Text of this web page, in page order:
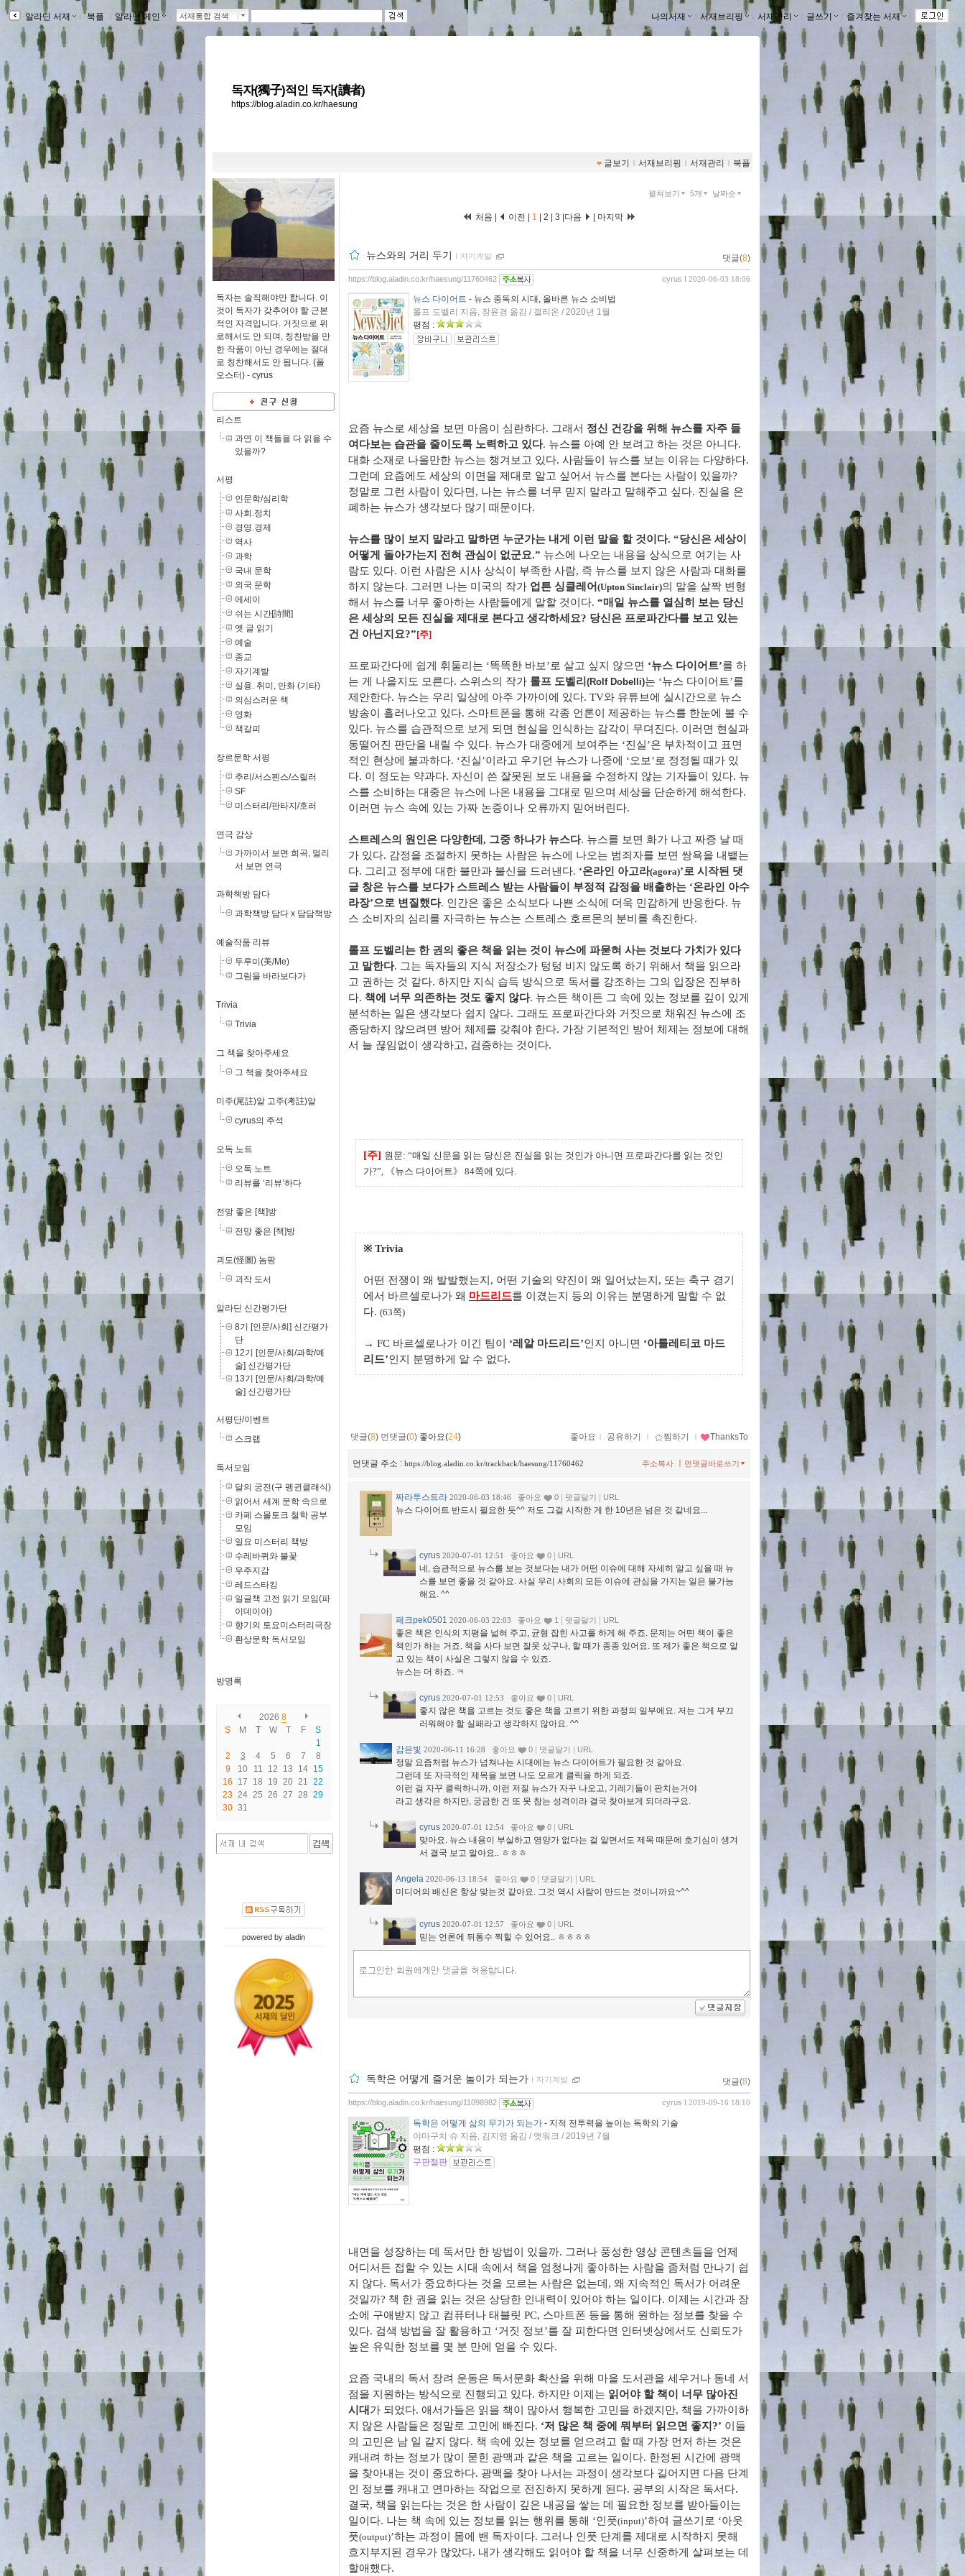
알라딘 서재 ｌ북플 알라딘 메인 서재통합 검색 나의서재 서재브리핑 서재관리 글쓰기 즐겨찾는 서재
독자(獨子)적인 독자(讀者)
https://blog.aladin.co.kr/haesung
글보기 ｌ 서재브리핑 ｌ 서재관리 ｌ 북플
독자는 솔직해야만 합니다. 이
것이 독자가 갖추어야 할 근본
적인 자격입니다. 거짓으로 위
로해서도 안 되며, 칭찬받을 만
한 작품이 아닌 경우에는 절대
로 칭찬해서도 안 됩니다. (폴
오스터) - cyrus
리스트
과연 이 책들을 다 읽을 수
있을까?
서평
인문학/심리학
사회.정치
경영.경제
역사
과학
국내 문학
외국 문학
에세이
쉬는 시간[詩間]
옛 글 읽기
예술
종교
자기계발
실용. 취미, 만화 (기타)
의심스러운 책
영화
책갈피
장르문학 서평
추리/서스펜스/스릴러
SF
미스터리/판타지/호러
연극 감상
가까이서 보면 희곡, 멀리
서 보면 연극
과학책방 담다
과학책방 담다 x 담담책방
예술작품 리뷰
두루미(美/Me)
그림을 바라보다가
Trivia
Trivia
그 책을 찾아주세요
그 책을 찾아주세요
미주(尾註)알 고주(考註)알
cyrus의 주석
오독 노트
오독 노트
리뷰를 ‘리뷰’하다
전망 좋은 [책]방
전망 좋은 [책]방
괴도(怪圖) 놈팡
괴작 도서
알라딘 신간평가단
8기 [인문/사회] 신간평가
단
12기 [인문/사회/과학/예
술] 신간평가단
13기 [인문/사회/과학/예
술] 신간평가단
서평단/이벤트
스크랩
독서모임
달의 궁전(구 펭귄클래식)
읽어서 세계 문학 속으로
카페 스몰토크 철학 공부
모임
일요 미스터리 책방
수레바퀴와 불꽃
우주지감
레드스타킹
일글책 고전 읽기 모임(파
이데이아)
향기의 토요미스터리극장
환상문학 독서모임
방명록
2026 8
S
M T W T F
S
1
2
3 4 5 6 7
8
9
10 11 12 13 14 15
16
17 18 19 20 21 22
23 24 25 26 27 28 29
30 31
powered by aladin
펼쳐보기 5개 날짜순
처음 | 이전 | 1 2 3 다음 마지막
뉴스와의 거리 두기 ｌ 자기계발 댓글(8)
cyrus l 2020-06-03 18:06
https://blog.aladin.co.kr/haesung/11760462
뉴스 다이어트 - 뉴스 중독의 시대, 올바른 뉴스 소비법
롤프 도벨리 지음, 장윤경 옮김 / 갤리온 / 2020년 1월
평점 :
요즘 뉴스로 세상을 보면 마음이 심란하다. 그래서 정신 건강을 위해 뉴스를 자주 들
여다보는 습관을 줄이도록 노력하고 있다. 뉴스를 아예 안 보려고 하는 것은 아니다.
대화 소재로 나올만한 뉴스는 챙겨보고 있다. 사람들이 뉴스를 보는 이유는 다양하다.
그런데 요즘에도 세상의 이면을 제대로 알고 싶어서 뉴스를 본다는 사람이 있을까?
정말로 그런 사람이 있다면, 나는 뉴스를 너무 믿지 말라고 말해주고 싶다. 진실을 은
폐하는 뉴스가 생각보다 많기 때문이다.
뉴스를 많이 보지 말라고 말하면 누군가는 내게 이런 말을 할 것이다. “당신은 세상이
어떻게 돌아가는지 전혀 관심이 없군요.” 뉴스에 나오는 내용을 상식으로 여기는 사
람도 있다. 이런 사람은 시사 상식이 부족한 사람, 즉 뉴스를 보지 않은 사람과 대화를
하지 않는다. 그러면 나는 미국의 작가 업튼 싱클레어 (Upton Sinclair)의 말을 살짝 변형
해서 뉴스를 너무 좋아하는 사람들에게 말할 것이다. “매일 뉴스를 열심히 보는 당신
은 세상의 모든 진실을 제대로 본다고 생각하세요? 당신은 프로파간다를 보고 있는
건 아닌지요?”[주]
프로파간다에 쉽게 휘둘리는 ‘똑똑한 바보’로 살고 싶지 않으면 ‘뉴스 다이어트’를 하
는 게 나을지도 모른다. 스위스의 작가 롤프 도벨리 (Rolf Dobelli)는 ‘뉴스 다이어트’를
제안한다. 뉴스는 우리 일상에 아주 가까이에 있다. TV와 유튜브에 실시간으로 뉴스
방송이 흘러나오고 있다. 스마트폰을 통해 각종 언론이 제공하는 뉴스를 한눈에 볼 수
있다. 뉴스를 습관적으로 보게 되면 현실을 인식하는 감각이 무뎌진다. 이러면 현실과
동떨어진 판단을 내릴 수 있다. 뉴스가 대중에게 보여주는 ‘진실’은 부차적이고 표면
적인 현상에 불과하다. ‘진실’이라고 우기던 뉴스가 나중에 ‘오보’로 정정될 때가 있
다. 이 정도는 약과다. 자신이 쓴 잘못된 보도 내용을 수정하지 않는 기자들이 있다. 뉴
스를 소비하는 대중은 뉴스에 나온 내용을 그대로 믿으며 세상을 단순하게 해석한다.
이러면 뉴스 속에 있는 가짜 논증이나 오류까지 믿어버린다.
스트레스의 원인은 다양한데 , 그중 하나가 뉴스다. 뉴스를 보면 화가 나고 짜증 날 때
가 있다. 감정을 조절하지 못하는 사람은 뉴스에 나오는 범죄자를 보면 쌍욕을 내뱉는
다. 그리고 정부에 대한 불만과 불신을 드러낸다. ‘온라인 아고라(agora)’로 시작된 댓
글 창은 뉴스를 보다가 스트레스 받는 사람들이 부정적 감정을 배출하는 ‘온라인 아수
라장’으로 변질했다. 인간은 좋은 소식보다 나쁜 소식에 더욱 민감하게 반응한다. 뉴
스 소비자의 심리를 자극하는 뉴스는 스트레스 호르몬의 분비를 촉진한다.
롤프 도벨리는 한 권의 좋은 책을 읽는 것이 뉴스에 파묻혀 사는 것보다 가치가 있다
고 말한다. 그는 독자들의 지식 저장소가 텅텅 비지 않도록 하기 위해서 책을 읽으라
고 권하는 것 같다. 하지만 지식 습득 방식으로 독서를 강조하는 그의 입장은 진부하
다. 책에 너무 의존하는 것도 좋지 않다. 뉴스든 책이든 그 속에 있는 정보를 깊이 있게
분석하는 일은 생각보다 쉽지 않다. 그래도 프로파간다와 거짓으로 채워진 뉴스에 조
종당하지 않으려면 방어 체제를 갖춰야 한다. 가장 기본적인 방어 체제는 정보에 대해
서 늘 끊임없이 생각하고, 검증하는 것이다.
[주] 원문: “매일 신문을 읽는 당신은 진실을 읽는 것인가 아니면 프로파간다를 읽는 것인
가?”, 《뉴스 다이어트》 84쪽에 있다.
※ Trivia
어떤 전쟁이 왜 발발했는지 , 어떤 기술의 약진이 왜 일어났는지 , 또는 축구 경기
에서 바르셀로나가 왜 마드리드를 이겼는지 등의 이유는 분명하게 말할 수 없
다. (63쪽)
→ FC 바르셀로나가 이긴 팀이 ‘레알 마드리드’인지 아니면 ‘아틀레티코 마드
리드’인지 분명하게 알 수 없다.
댓글(8) 먼댓글(0) 좋아요(24) 좋아요 ｌ 공유하기 ｌ 찜하기 ｌ ThanksTo
먼댓글 주소 : https://blog.aladin.co.kr/trackback/haesung/11760462 먼댓글바로쓰기
주소복사
짜라투스트라 2020-06-03 18:46 좋아요 0 댓글달기 URL
뉴스 다이어트 반드시 필요한 듯^^ 저도 그걸 시작한 게 한 10년은 넘은 것 같네요...
cyrus 2020-07-01 12:51 좋아요 0 URL
네, 습관적으로 뉴스를 보는 것보다는 내가 어떤 이슈에 대해 자세히 알고 싶을 때 뉴
스를 보면 좋을 것 같아요. 사실 우리 사회의 모든 이슈에 관심을 가지는 일은 불가능
해요. ^^
페크pek0501 2020-06-03 22:03 좋아요 1 댓글달기 URL
좋은 책은 인식의 지평을 넓혀 주고, 균형 잡힌 사고를 하게 해 주죠. 문제는 어떤 책이 좋은
책인가 하는 거죠. 책을 사다 보면 잘못 샀구나, 할 때가 종종 있어요. 또 제가 좋은 책으로 알
고 있는 책이 사실은 그렇지 않을 수 있죠.
뉴스는 더 하죠. ㅋ
cyrus 2020-07-01 12:53 좋아요 0 URL
좋지 않은 책을 고르는 것도 좋은 책을 고르기 위한 과정의 일부에요. 저는 그게 부끄
러워해야 할 실패라고 생각하지 않아요. ^^
감은빛 2020-06-11 16:28 좋아요 0 댓글달기 URL
정말 요즘처럼 뉴스가 넘쳐나는 시대에는 뉴스 다이어트가 필요한 것 같아요.
그런데 또 자극적인 제목을 보면 나도 모르게 클릭을 하게 되죠.
이런 걸 자꾸 클릭하니까, 이런 저질 뉴스가 자꾸 나오고, 기레기들이 판치는거야
라고 생각은 하지만, 궁금한 건 또 못 참는 성격이라 결국 찾아보게 되더라구요.
cyrus 2020-07-01 12:54 좋아요 0 URL
맞아요. 뉴스 내용이 부실하고 영양가 없다는 걸 알면서도 제목 때문에 호기심이 생겨
서 결국 보고 말아요.. ㅎㅎㅎ
Angela 2020-06-13 18:54 좋아요 0 댓글달기 URL
미디어의 배신은 항상 맞는것 같아요. 그것 역시 사람이 만드는 것이니까요~^^
cyrus 2020-07-01 12:57 좋아요 0 URL
믿는 언론에 뒤통수 찍힐 수 있어요.. ㅎㅎㅎㅎ
독학은 어떻게 즐거운 놀이가 되는가 ｌ 자기계발 댓글(8)
cyrus l 2019-09-16 18:10
https://blog.aladin.co.kr/haesung/11098982
독학은 어떻게 삶의 무기가 되는가 - 지적 전투력을 높이는 독학의 기술
야마구치 슈 지음, 김지영 옮김 / 앳워크 / 2019년 7월
평점 :
구판절판
내면을 성장하는 데 독서만 한 방법이 있을까. 그러나 풍성한 영상 콘텐츠들을 언제
어디서든 접할 수 있는 시대 속에서 책을 엄청나게 좋아하는 사람을 좀처럼 만나기 쉽
지 않다. 독서가 중요하다는 것을 모르는 사람은 없는데 , 왜 지속적인 독서가 어려운
것일까? 책 한 권을 읽는 것은 상당한 인내력이 있어야 하는 일이다. 이제는 시간과 장
소에 구애받지 않고 컴퓨터나 태블릿 PC, 스마트폰 등을 통해 원하는 정보를 찾을 수
있다. 검색 방법을 잘 활용하고 ‘거짓 정보’를 잘 피한다면 인터넷상에서도 신뢰도가
높은 유익한 정보를 몇 분 만에 얻을 수 있다.
요즘 국내의 독서 장려 운동은 독서문화 확산을 위해 마을 도서관을 세우거나 동네 서
점을 지원하는 방식으로 진행되고 있다. 하지만 이제는 읽어야 할 책이 너무 많아진
시대 가 되었다. 애서가들은 읽을 책이 많아서 행복한 고민을 하겠지만, 책을 가까이하
지 않은 사람들은 정말로 고민에 빠진다. ‘저 많은 책 중에 뭐부터 읽으면 좋지 ?’ 이들
의 고민은 남 일 같지 않다. 책 속에 있는 정보를 얻으려고 할 때 가장 먼저 하는 것은
캐내려 하는 정보가 많이 묻힌 광맥과 같은 책을 고르는 일이다. 한정된 시간에 광맥
을 찾아내는 것이 중요하다. 광맥을 찾아 나서는 과정이 생각보다 길어지면 다음 단계
인 정보를 캐내고 연마하는 작업으로 전진하지 못하게 된다. 공부의 시작은 독서다.
결국, 책을 읽는다는 것은 한 사람이 깊은 내공을 쌓는 데 필요한 정보를 받아들이는
일이다. 나는 책 속에 있는 정보를 읽는 행위를 통해 ‘인풋(input)’하여 글쓰기로 ‘아웃
풋(output)’하는 과정이 몸에 밴 독자이다. 그러나 인풋 단계를 제대로 시작하지 못해
흐지부지된 경우가 많았다. 내가 생각해도 읽어야 할 책을 너무 신중하게 살펴보는 데
할애했다.